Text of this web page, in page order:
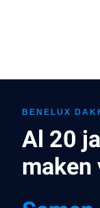
BENELUX
Al 20
maken